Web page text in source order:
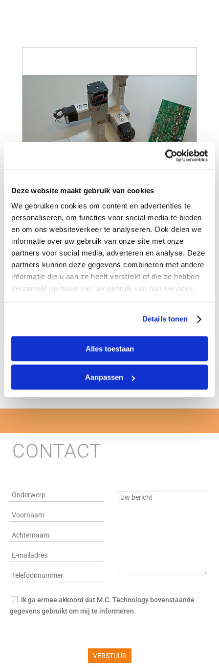
Deze website maakt gebruik van cookies
We gebruiken cookies om content en advertenties te
personaliseren, om functies voor social media te bieden
en om ons websiteverkeer te analyseren. Ook delen we
informatie over uw gebruik van onze site met onze
partners voor social media, adverteren en analyse. Deze
partners kunnen deze gegevens combineren met andere
informatie die u aan ze heeft verstrekt of die ze hebben
verzameld op basis van uw gebruik van hun services.
Details tonen
Alles toestaan
Aanpassen
VRAGEN OVER DIT PROJECT?
Terug naar overzicht
CONTACT
Ik ga ermee akkoord dat M.C. Technology bovenstaande
gegevens gebruikt om mij te informeren.